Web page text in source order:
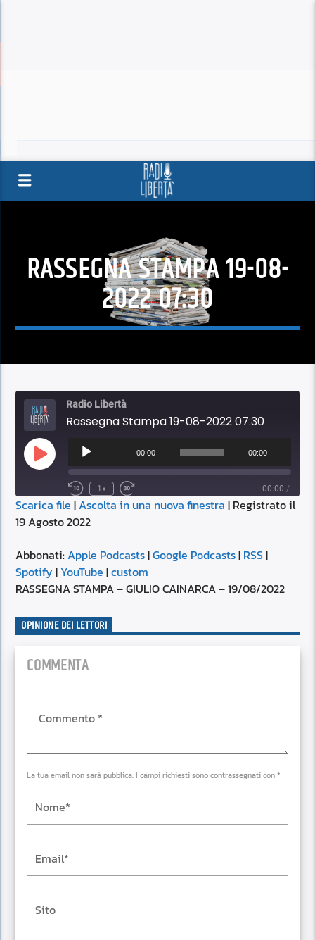
RASSEGNA STAMPA 19-08-
2022 07:30
Radio Libertà
Rassegna Stampa 19-08-2022 07:30
Play
Episode
Audio
Player
00:00 00:00
1x 00:00 /
SUBSCRIBE SHARE
Apple Podcasts
YouTube
SHARE
LINK
Scarica file |Ascolta in una nuova finestra | Registrato il
19 Agosto 2022
Abbonati:Apple Podcasts|Google Podcasts| RSS|
Spotify | YouTube |custom
RASSEGNA STAMPA – GIULIO CAINARCA – 19/08/2022
OPINIONE DEI LETTORI
COMMENTA
La tua email non sarà pubblica. I campi richiesti sono contrassegnati con *